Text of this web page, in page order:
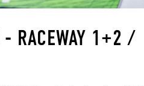
RACEWAY 1+2 /